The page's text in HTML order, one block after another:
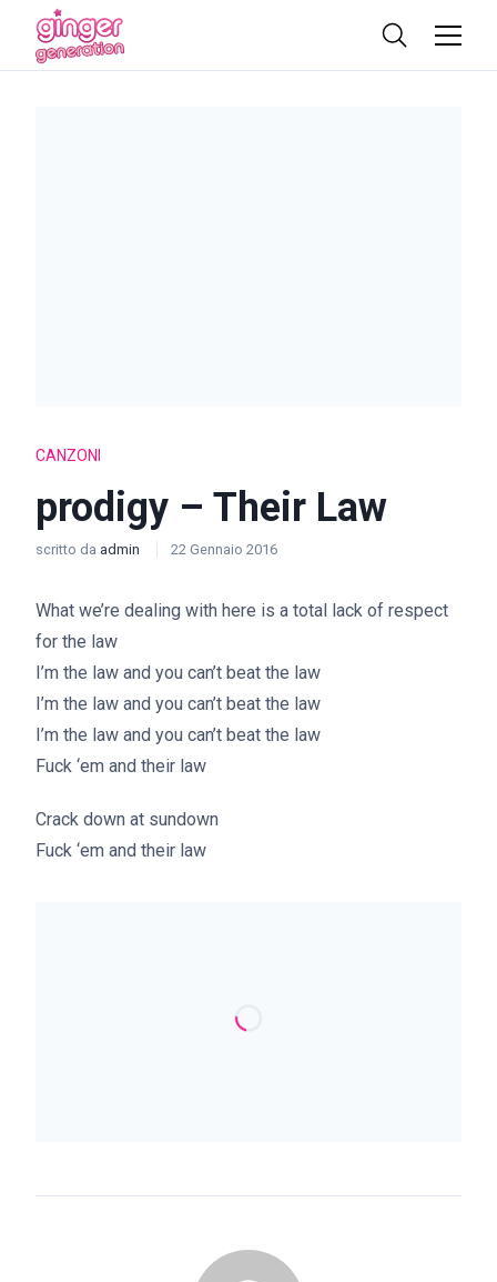
CANZONI
prodigy – Their Law
scritto da admin 22 Gennaio 2016
What we’re dealing with here is a total lack of respect
for the law
I’m the law and you can’t beat the law
I’m the law and you can’t beat the law
I’m the law and you can’t beat the law
Fuck ‘em and their law
Crack down at sundown
Fuck ‘em and their law